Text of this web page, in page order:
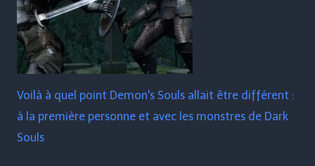
Voilà à quel point Demon's Souls allait être différent :
à la première personne et avec les monstres de Dark
Souls